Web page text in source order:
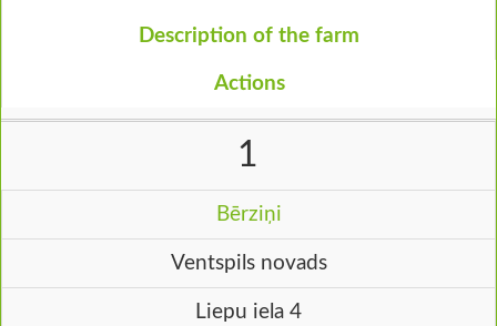
Description of the farm
Actions
1
Bērziņi
Ventspils novads
Liepu iela 4